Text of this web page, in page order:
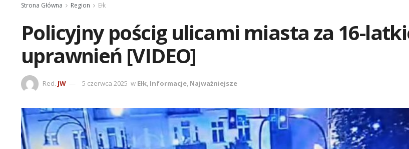
Strona Główna Region Ełk
Policyjny pościg ulicami miasta za 16-
uprawnień [VIDEO]
Red. JW 5 czerwca 2025 w Ełk, Informacje, Najważniejsze